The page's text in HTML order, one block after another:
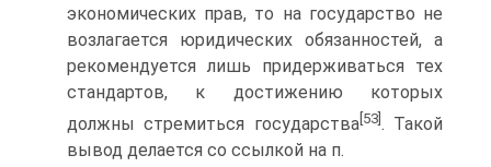
экономических прав, то на государство не
возлагается юридических обязанностей, а
рекомендуется лишь придерживаться тех
стандартов, к достижению которых
должны стремиться государства [53] . Такой
вывод делается со ссылкой на п.